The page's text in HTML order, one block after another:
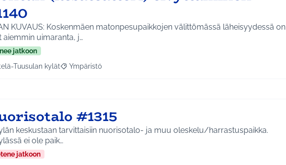
KUVAUS: Koskenmäen matonpesupaikkojen välittömässä läheisyydessä on
aiemmin uimaranta, j…
jatkoon
tulokset aihepiirin mukaan: Etelä-Tuusulan kylät
Tuusulan kylät Rajaa tulokset teeman mukaan: Ympäristö
Ympäristö
#1315
keskustaan tarvittaisiin nuorisotalo- ja muu oleskelu/harrastuspaikka.
ei ole paik…
jatkoon